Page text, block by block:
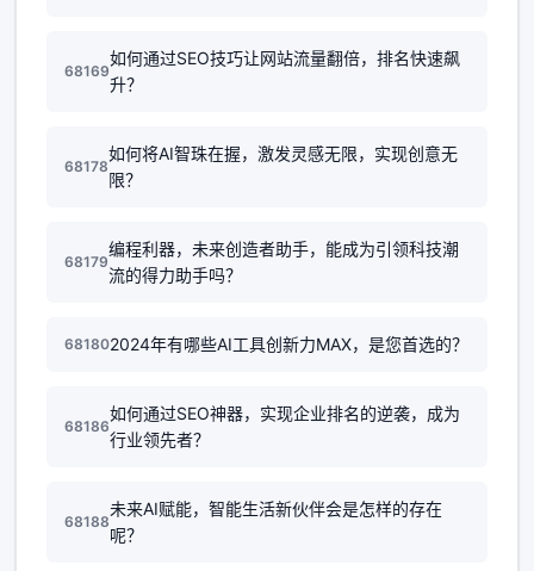
68169
如何通过SEO技巧让网站流量翻倍，排名快速飙
升？
68178
如何将AI智珠在握，激发灵感无限，实现创意无
限？
68179
编程利器，未来创造者助手，能成为引领科技潮
流的得力助手吗？
681802024年有哪些AI工具创新力MAX，是您首选的？
68186
如何通过SEO神器，实现企业排名的逆袭，成为
行业领先者？
68188
未来AI赋能，智能生活新伙伴会是怎样的存在
呢？